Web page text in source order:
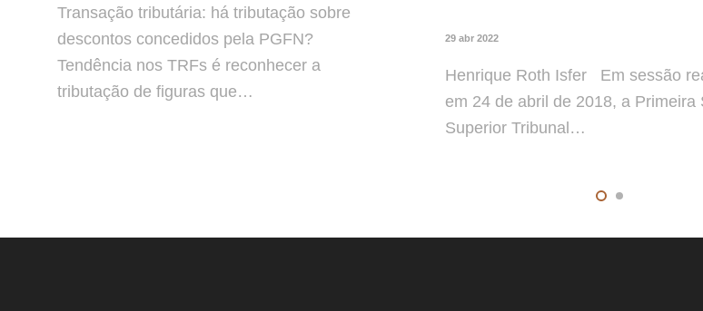
Transação tributária: há tributação sobre
descontos concedidos pela PGFN?
Tendência nos TRFs é reconhecer a
tributação de figuras que…
29 abr 2022
Henrique Roth Isfer Em sessão
em 24 de abril de 2018, a Primeira
Superior Tribunal…